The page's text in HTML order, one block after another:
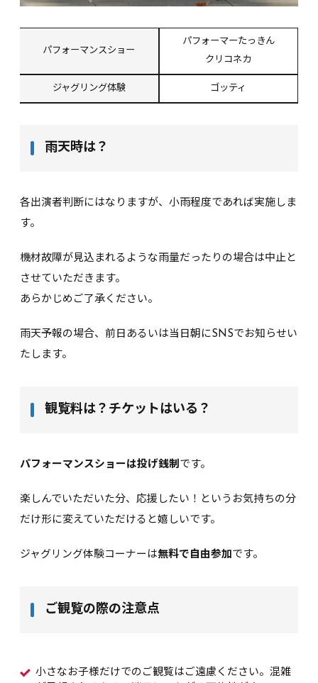
パフォーマンスショー
パフォーマーたっきん
クリコネカ
ジャグリング体験 ゴッティ
雨天時は？
各出演者判断にはなりますが、小雨程度であれば実施しま
す。
機材故障が見込まれるような雨量だったりの場合は中止と
させていただきます。
あらかじめご了承ください。
雨天予報の場合、前日あるいは当日朝にSNSでお知らせい
たします。
観覧料は？チケットはいる？
パフォーマンスショーは投げ銭制 です。
楽しんでいただいた分、応援したい！というお気持ちの分
だけ形に変えていただけると嬉しいです。
ジャグリング体験コーナーは無料で自由参加 です。
ご観覧の際の注意点
小さなお子様だけでのご観覧はご遠慮ください。混雑